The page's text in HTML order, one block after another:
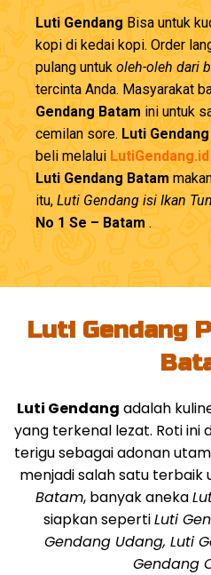
Luti GendangBisa untuk
kopi di kedai kopi. Order
pulang untukoleh-oleh dari
tercinta Anda. Masyarakat
Gendang Batamini untuk
cemilan sore. Luti
beli melalui LutiGendang.id
Luti Gendang Batam
itu, Luti Gendang isi Ikan
No 1 Se – Batam.
Luti Gendang
Luti Gendang adalah
yang terkenal lezat. Roti ini
terigu sebagai adonan
menjadi salah satu terbaik
Batam, banyak aneka
siapkan sepertiLuti
Gendang Udang, Luti
Gendang